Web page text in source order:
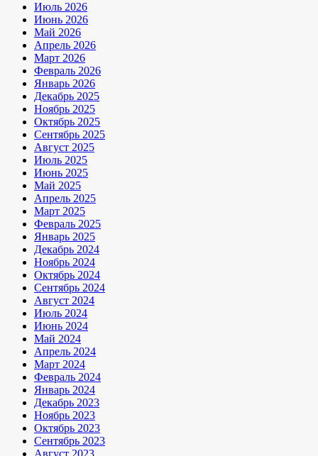
Июль 2026
Июнь 2026
Май 2026
Апрель 2026
Март 2026
Февраль 2026
Январь 2026
Декабрь 2025
Ноябрь 2025
Октябрь 2025
Сентябрь 2025
Август 2025
Июль 2025
Июнь 2025
Май 2025
Апрель 2025
Март 2025
Февраль 2025
Январь 2025
Декабрь 2024
Ноябрь 2024
Октябрь 2024
Сентябрь 2024
Август 2024
Июль 2024
Июнь 2024
Май 2024
Апрель 2024
Март 2024
Февраль 2024
Январь 2024
Декабрь 2023
Ноябрь 2023
Октябрь 2023
Сентябрь 2023